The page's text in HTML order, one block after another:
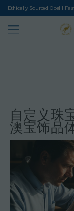
Ethically Sourced Opal I
自定义珠
澳宝饰品